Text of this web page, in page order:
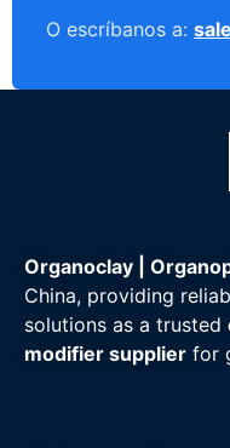
O escríbanos a:
Organoclay |
China, providing
solutions as a trusted
modifier supplier for